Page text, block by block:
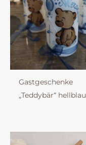
Gastgeschenke
„Teddybär“ hellblau